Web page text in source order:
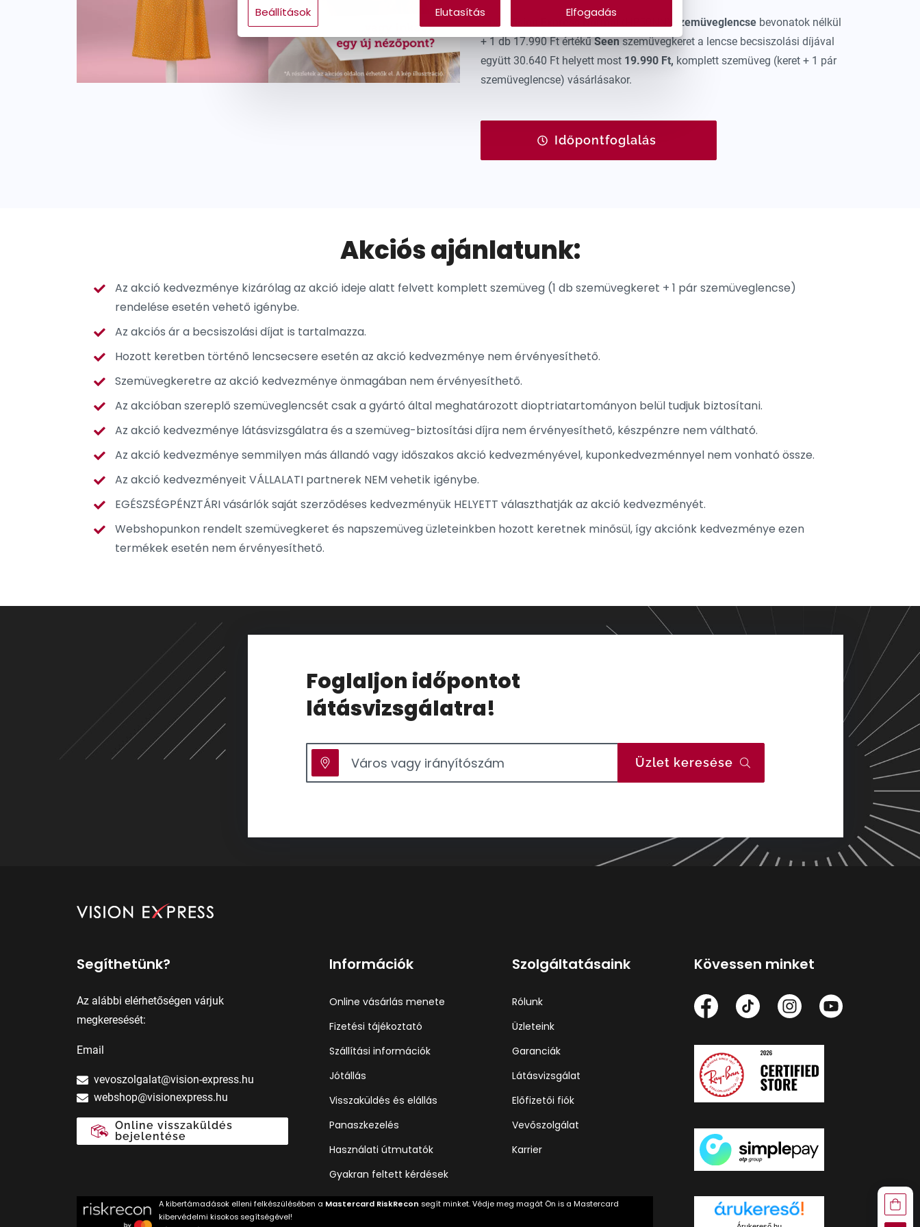
1 pár Vision Express Normal (HP50NN) szemüveglencse bevonatok nélkül
+ 1 db 17.990 Ft értékűSeenszemüvegkeret a lencse becsiszolási díjával
együtt 30.640 Ft helyett most 19.990 Ft, komplett szemüveg (keret + 1 pár
szemüveglencse) vásárlásakor.
Időpontfoglalás
Akciós ajánlatunk:
Az akció kedvezménye kizárólag az akció ideje alatt felvett komplett szemüveg (1 db szemüvegkeret + 1 pár szemüveglencse)
rendelése esetén vehető igénybe.
Az akciós ár a becsiszolási díjat is tartalmazza.
Hozott keretben történő lencsecsere esetén az akció kedvezménye nem érvényesíthető.
Szemüvegkeretre az akció kedvezménye önmagában nem érvényesíthető.
Az akcióban szereplő szemüveglencsét csak a gyártó által meghatározott dioptriatartományon belül tudjuk biztosítani.
Az akció kedvezménye látásvizsgálatra és a szemüveg-biztosítási díjra nem érvényesíthető, készpénzre nem váltható.
Az akció kedvezménye semmilyen más állandó vagy időszakos akció kedvezményével, kuponkedvezménnyel nem vonható össze.
Az akció kedvezményeit VÁLLALATI partnerek NEM vehetik igénybe.
EGÉSZSÉGPÉNZTÁRI vásárlók saját szerződéses kedvezményük HELYETT választhatják az akció kedvezményét.
Webshopunkon rendelt szemüvegkeret és napszemüveg üzleteinkben hozott keretnek minősül, így akciónk kedvezménye ezen
termékek esetén nem érvényesíthető.
Foglaljon időpontot
látásvizsgálatra!
Üzlet keresése
Segíthetünk?
Az alábbi elérhetőségen várjuk
megkeresését:
Email
vevoszolgalat@vision-express.hu
webshop@visionexpress.hu
Online visszaküldés
bejelentése
Információk
Online vásárlás menete
Fizetési tájékoztató
Szállítási információk
Jótállás
Visszaküldés és elállás
Panaszkezelés
Használati útmutatók
Gyakran feltett kérdések
Szolgáltatásaink
Rólunk
Üzleteink
Garanciák
Látásvizsgálat
Előfizetői fiók
Vevőszolgálat
Karrier
Kövessen minket
A kibertámadások elleni felkészülésében a Mastercard RiskRecon segít minket. Védje meg magát Ön is a Mastercard
kibervédelmi kisokos segítségével!
Beállítások Elutasítás Elfogadás